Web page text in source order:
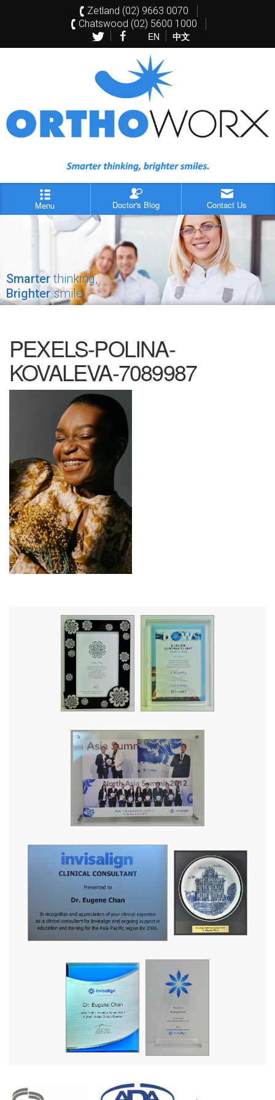
Zetland (02) 9663 0070
Chatswood (02) 5600 1000
EN 中文
Menu Doctor's Blog Contact Us
Smarterthinking,
Brightersmile
PEXELS-POLINA-
KOVALEVA-7089987